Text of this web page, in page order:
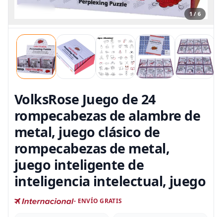
1 / 6
VolksRose Juego de 24
rompecabezas de alambre de
metal, juego clásico de
rompecabezas de metal,
juego inteligente de
inteligencia intelectual, juego
- ENVÍO GRATIS